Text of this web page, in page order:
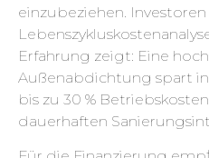
einzubeziehen.
Erfahrung zeigt: Eine
Außenabdichtung spart
bis zu 30 %
dauerhaften